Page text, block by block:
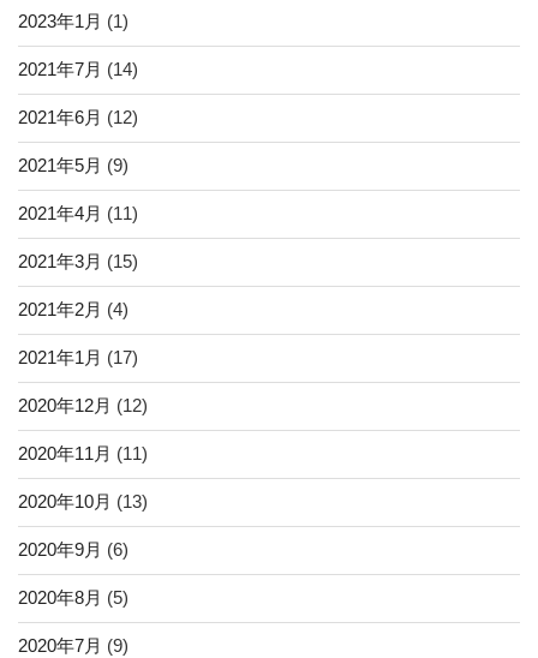
2023年1月 (1)
2021年7月 (14)
2021年6月 (12)
2021年5月 (9)
2021年4月 (11)
2021年3月 (15)
2021年2月 (4)
2021年1月 (17)
2020年12月 (12)
2020年11月 (11)
2020年10月 (13)
2020年9月 (6)
2020年8月 (5)
2020年7月 (9)